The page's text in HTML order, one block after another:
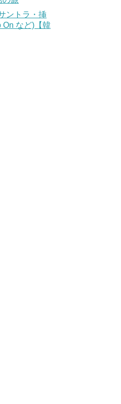
ントラ・挿
On など)【韓